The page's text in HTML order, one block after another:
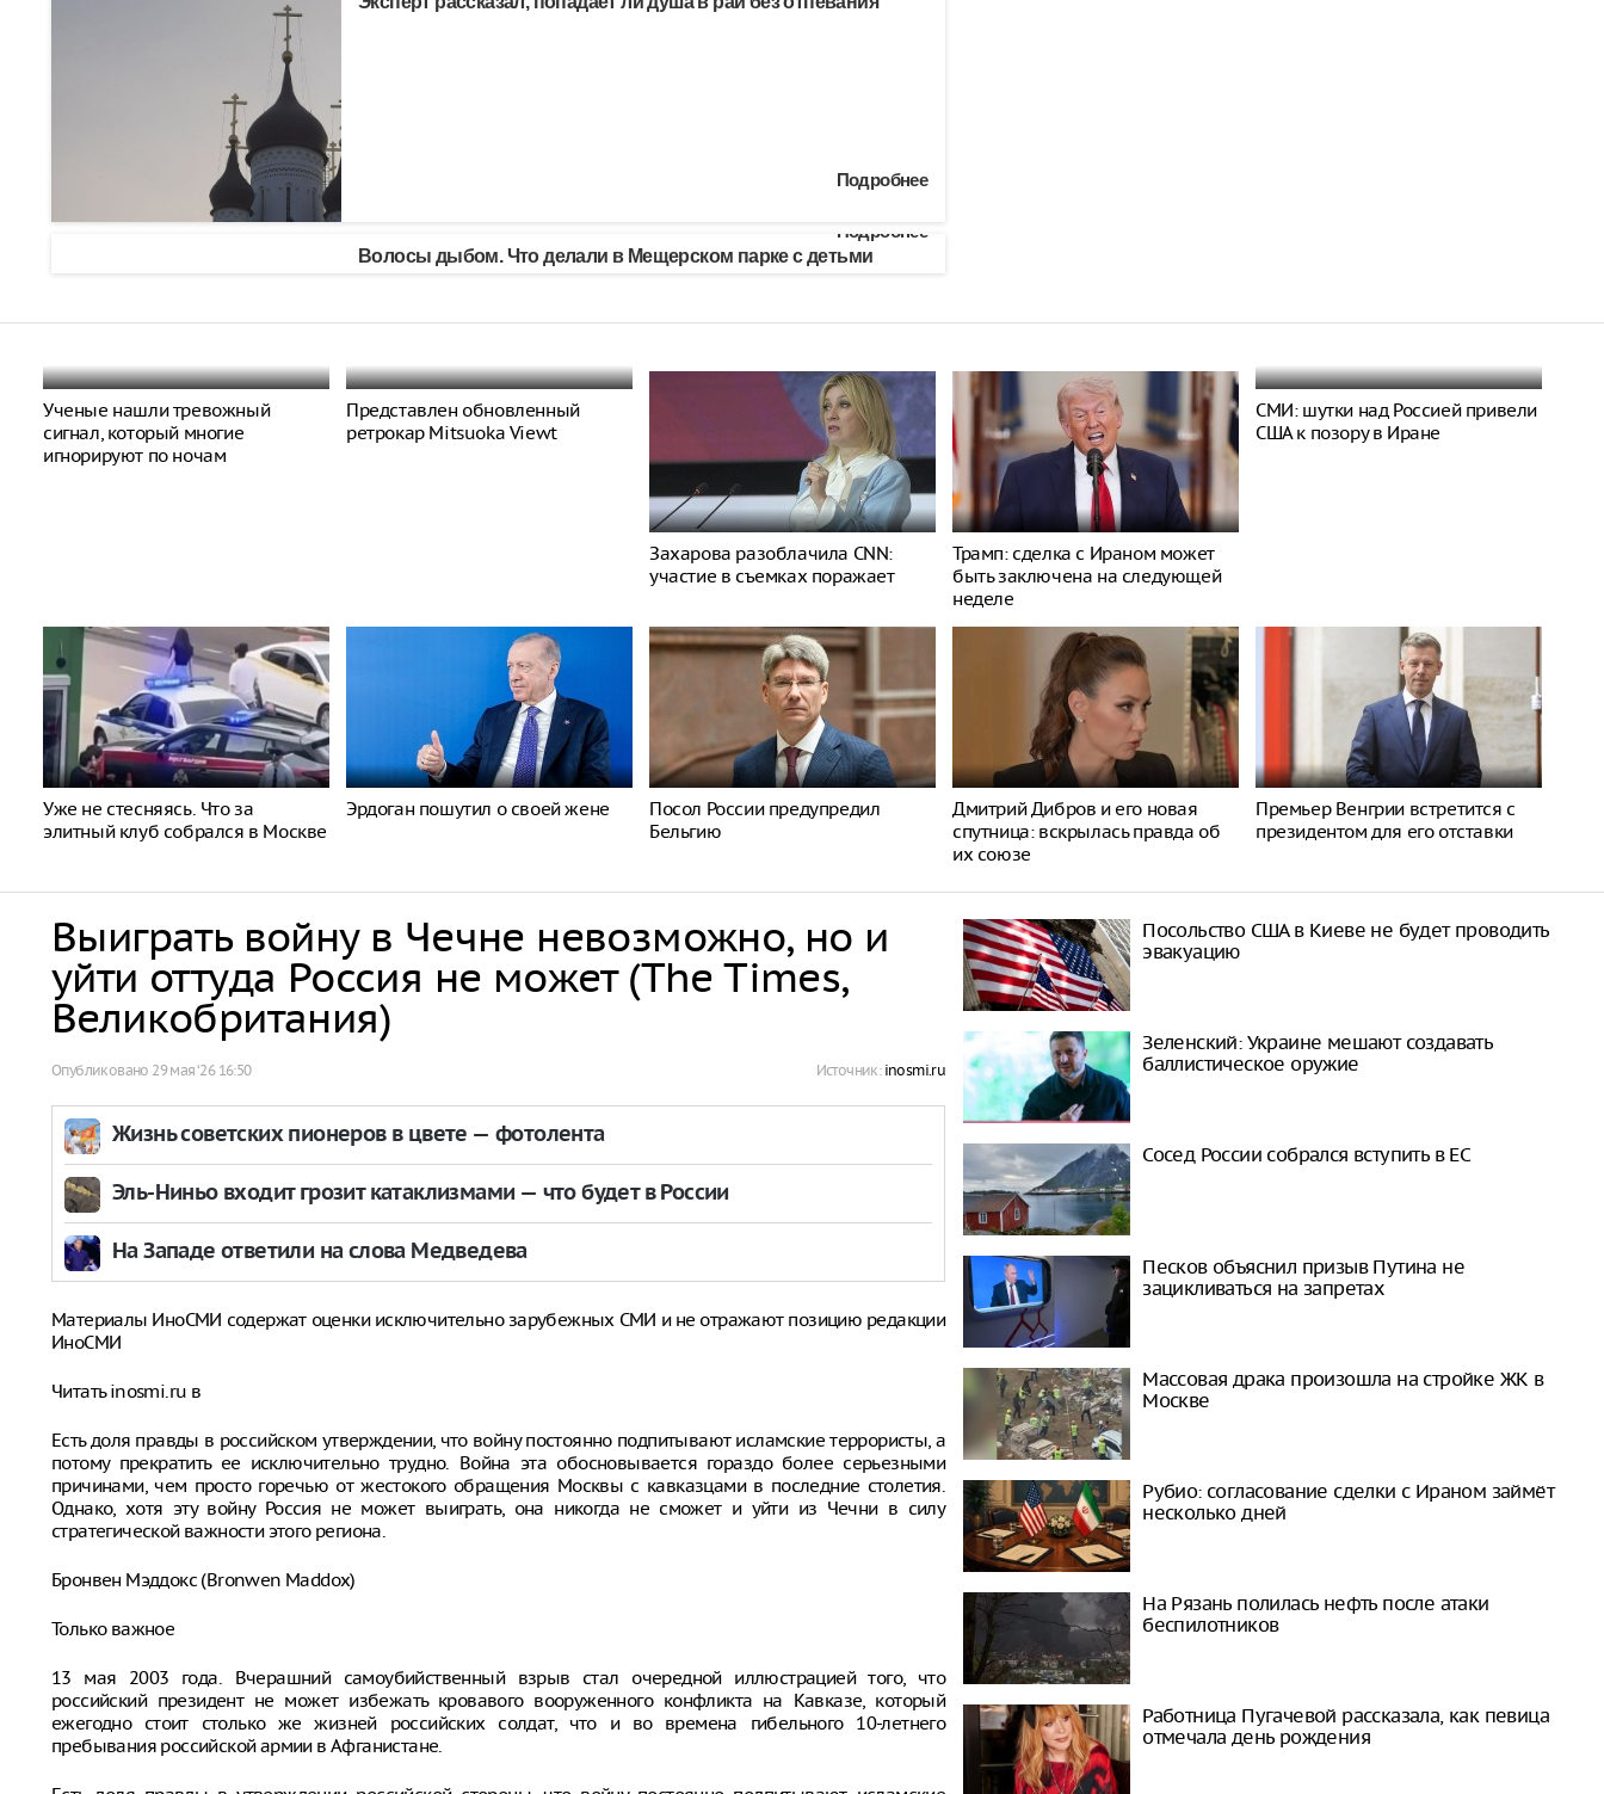
Подробнее
Волосы дыбом. Что делали в Мещерском парке с детьми
Подробнее
Ученые нашли тревожный
сигнал, который многие
игнорируют по ночам
Представлен обновленный
ретрокар Mitsuoka Viewt
Захарова разоблачила CNN:
участие в съемках поражает
Трамп: сделка с Ираном может
быть заключена на следующей
неделе
СМИ: шутки над Россией привели
США к позору в Иране
Уже не стесняясь. Что за
элитный клуб собрался в Москве
Эрдоган пошутил о своей жене
Посол России предупредил
Бельгию
Дмитрий Дибров и его новая
спутница: вскрылась правда об
их союзе
Премьер Венгрии встретится с
президентом для его отставки
Выиграть войну в Чечне невозможно, но и
уйти оттуда Россия не может (The Times,
Великобритания)
Опубликовано 29 мая ‘26 16:50 Источник: inosmi.ru
Жизнь советских пионеров в цвете — фотолента
Эль-Ниньо входит грозит катаклизмами — что будет в России
На Западе ответили на слова Медведева
Материалы ИноСМИ содержат оценки исключительно зарубежных СМИ и не отражают позицию редакции
ИноСМИ
Читать inosmi.ru в
Есть доля правды в российском утверждении, что войну постоянно подпитывают исламские террористы, а
потому прекратить ее исключительно трудно. Война эта обосновывается гораздо более серьезными
причинами, чем просто горечью от жестокого обращения Москвы с кавказцами в последние столетия.
Однако, хотя эту войну Россия не может выиграть, она никогда не сможет и уйти из Чечни в силу
стратегической важности этого региона.
Бронвен Мэддокс (Bronwen Maddox)
Только важное
13 мая 2003 года. Вчерашний самоубийственный взрыв стал очередной иллюстрацией того, что
российский президент не может избежать кровавого вооруженного конфликта на Кавказе, который
ежегодно стоит столько же жизней российских солдат, что и во времена гибельного 10-летнего
пребывания российской армии в Афганистане.
Посольство США в Киеве не будет проводить
эвакуацию
Зеленский: Украине мешают создавать
баллистическое оружие
Сосед России собрался вступить в ЕС
Песков объяснил призыв Путина не
зацикливаться на запретах
Массовая драка произошла на стройке ЖК в
Москве
Рубио: согласование сделки с Ираном займёт
несколько дней
На Рязань полилась нефть после атаки
беспилотников
Работница Пугачевой рассказала, как певица
отмечала день рождения